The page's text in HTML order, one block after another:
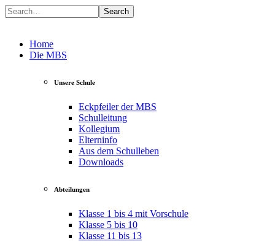
Search
Home
Die MBS
Unsere Schule
Eckpfeiler der MBS
Schulleitung
Kollegium
Elterninfo
Aus dem Schulleben
Downloads
Abteilungen
Klasse 1 bis 4 mit Vorschule
Klasse 5 bis 10
Klasse 11 bis 13